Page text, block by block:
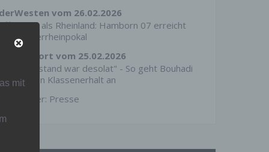
derWesten vom 26.02.2026
als Rheinland: Hamborn 07 erreicht
den Niederrheinpokal
RevierSport vom 25.02.2026
Fitnesszustand war desolat" - So geht Bouhadi
Mission Klassenerhalt an
Mehr unter: Presse
mit